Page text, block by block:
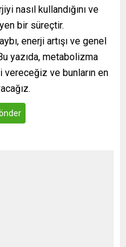
nasıl kullandığını ve
bir süreçtir.
enerji artışı ve genel
yazıda, metabolizma
vereceğiz ve bunların en